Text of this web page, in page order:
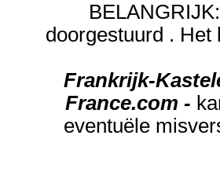
doorgestuurd . Het
Frankrijk-
France.com -
eventuële